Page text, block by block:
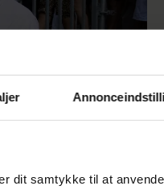
dit samtykke til at